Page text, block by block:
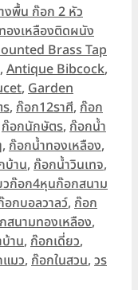
งพื้น ก๊อก 2 หัว
องเหลืองติดผนัง
Brass Tap
, Antique Bibcock,
, Garden
, ก๊อก12ราศี, ก๊อก
ก๊อกนักษัตร, ก๊อกน้ำ
, ก๊อกน้ำทองเหลือง,
บ้าน, ก๊อกน้ำวินเทจ,
วก๊อก4หุนก๊อกสนาม
อกบอลวาลว์, ก๊อก
สนามทองเหลือง,
าน, ก๊อกเดี่ยว,
มว, ก๊อกในสวน, วร